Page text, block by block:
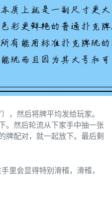
，然后将牌平均发给玩家。
。然后轮流从下家手中抽一张
牌配对，就一起放下。最后剩
里会显得特别滑稽，滑稽，